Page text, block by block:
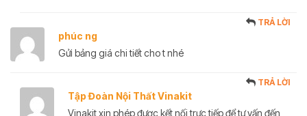
phúc ng
TRẢ LỜI
Gửi bảng giá chi tiết cho t nhé
Tập Đoàn Nội Thất Vinakit
TRẢ LỜI
Vinakit xin phép được kết nối trực tiếp để tư vấn đến